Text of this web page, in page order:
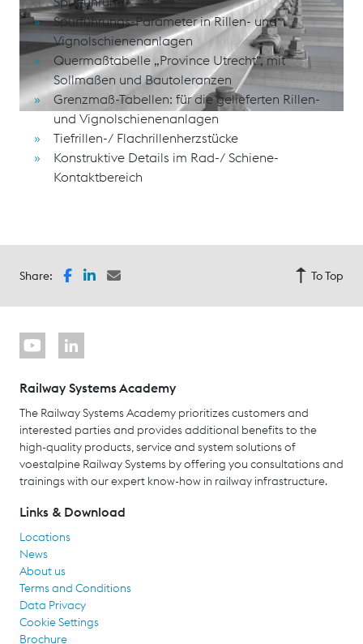
Spurführungs-Parameter in Rillen- und
Vignolschienenanlagen
Quermaßtabelle „Province Utrecht“, mit
Sollmaßen und Bautoleranzen
Grenzmaß-Tabellen: für die gelieferten Rillen-
und Vignolschienenanlagen
Tiefrillen-/ Flachrillenherzstücke
Konstruktive Details im Rad-/ Schiene-
Kontaktbereich
Share: To Top
Railway Systems Academy
The Railway Systems Academy prioritizes customers and
interested parties and provides additional benefits to the
high-quality products, service and system solutions of
voestalpine Railway Systems by offering you consultations and
trainings with our expert know-how in railway infrastructure.
Links & Download
Locations
News
About us
Terms and Conditions
Data Privacy
Cookie Settings
Brochure